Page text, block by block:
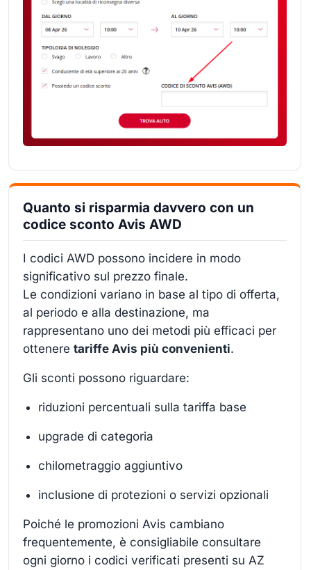
Quanto si risparmia davvero con un
codice sconto Avis AWD
I codici AWD possono incidere in modo
significativo sul prezzo finale.
Le condizioni variano in base al tipo di offerta,
al periodo e alla destinazione, ma
rappresentano uno dei metodi più efficaci per
ottenere tariffe Avis più convenienti.
Gli sconti possono riguardare:
riduzioni percentuali sulla tariffa base
upgrade di categoria
chilometraggio aggiuntivo
inclusione di protezioni o servizi opzionali
Poiché le promozioni Avis cambiano
frequentemente, è consigliabile consultare
ogni giorno i codici verificati presenti su AZ